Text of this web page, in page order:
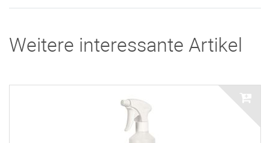
Weitere interessante Artikel